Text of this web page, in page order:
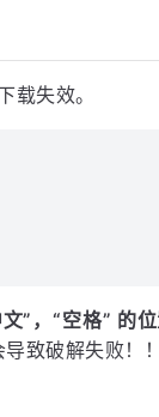
载失效。
”，“空格” 的
致破解失败！